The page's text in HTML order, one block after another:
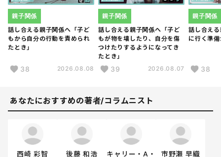
話し合える親子関係へ「子ど
もから自分の行動を責められ
たとき」
親子関係
38 2026.08.08
話し合える親子関係へ「子ど
もが物を壊したり、自分を傷
つけたりするようになってき
たとき」
親子関係
39 2026.08.07
話し合え
に行く準
親子関係
38
あなたにおすすめの著者/コラムニスト
西崎 彩智 後藤 和浩
キャリー・A・
市野瀬 早織